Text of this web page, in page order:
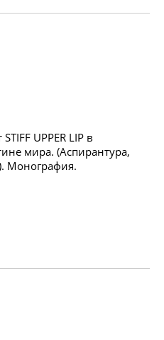
UPPER LIP в
мира. (Аспирантура,
Монография.